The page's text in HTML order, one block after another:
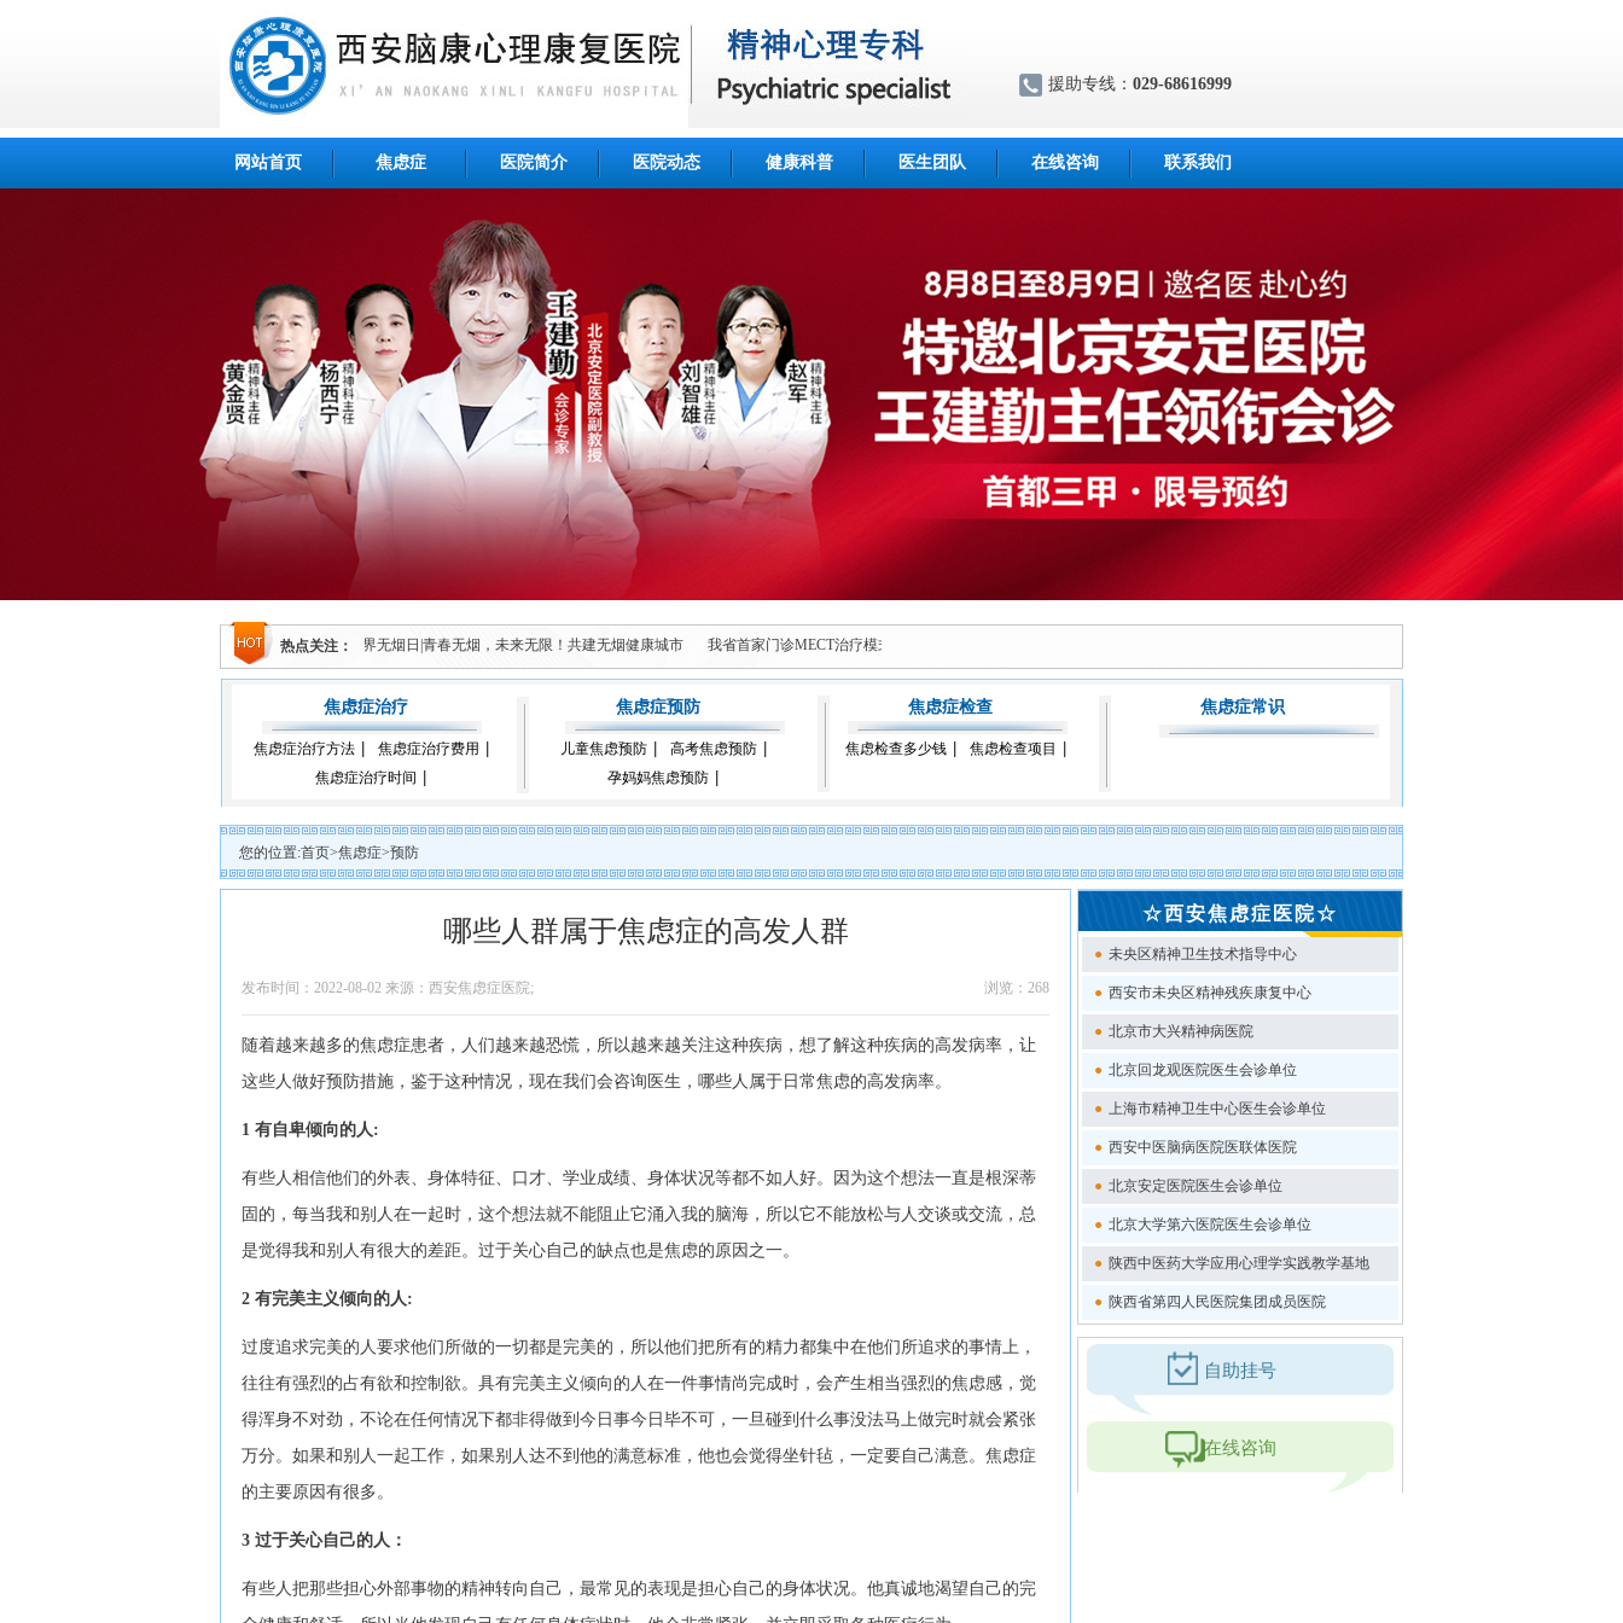
援助专线： 029-68616999
网站首页 焦虑症 医院简介 医院动态 健康科普 医生团队 在线咨询 联系我们
热点关注：
卫生学院举行心理学实践教学基地签约仪式 5.31世界无烟日|青春无烟，未来无限！共建无烟健康城市 我省首家门诊MECT治疗模式落地西安脑康心理康复医院
焦虑症治疗
焦虑症治疗方法
焦虑症治疗费用
焦虑症治疗时间
焦虑症预防
儿童焦虑预防
高考焦虑预防
孕妈妈焦虑预防
焦虑症检查
焦虑检查多少钱 焦虑检查项目
焦虑症常识
您的位置:首页>焦虑症>预防
哪些人群属于焦虑症的高发人群
发布时间：2022-08-02 来源：西安焦虑症医院; 浏览：268
随着越来越多的焦虑症患者，人们越来越恐慌，所以越来越关注这种疾病，想了解这种疾病的高发病率，让
这些人做好预防措施，鉴于这种情况，现在我们会咨询医生，哪些人属于日常焦虑的高发病率。
1 有自卑倾向的人:
有些人相信他们的外表、身体特征、口才、学业成绩、身体状况等都不如人好。因为这个想法一直是根深蒂
固的，每当我和别人在一起时，这个想法就不能阻止它涌入我的脑海，所以它不能放松与人交谈或交流，总
是觉得我和别人有很大的差距。过于关心自己的缺点也是焦虑的原因之一。
2 有完美主义倾向的人:
过度追求完美的人要求他们所做的一切都是完美的，所以他们把所有的精力都集中在他们所追求的事情上，
往往有强烈的占有欲和控制欲。具有完美主义倾向的人在一件事情尚完成时，会产生相当强烈的焦虑感，觉
得浑身不对劲，不论在任何情况下都非得做到今日事今日毕不可，一旦碰到什么事没法马上做完时就会紧张
万分。如果和别人一起工作，如果别人达不到他的满意标准，他也会觉得坐针毡，一定要自己满意。焦虑症
的主要原因有很多。
3 过于关心自己的人：
有些人把那些担心外部事物的精神转向自己，最常见的表现是担心自己的身体状况。他真诚地渴望自己的完
☆西安焦虑症医院☆
● 未央区精神卫生技术指导中心
● 西安市未央区精神残疾康复中心
● 北京市大兴精神病医院
● 北京回龙观医院医生会诊单位
● 上海市精神卫生中心医生会诊单位
● 西安中医脑病医院医联体医院
● 北京安定医院医生会诊单位
● 北京大学第六医院医生会诊单位
● 陕西中医药大学应用心理学实践教学基地
● 陕西省第四人民医院集团成员医院
自助挂号
在线咨询